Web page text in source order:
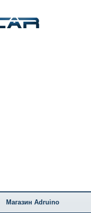
Магазин Adruino